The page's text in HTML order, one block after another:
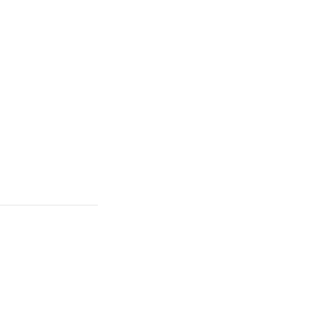
var: 100,00 kr.
priset är: 50,00 kr.